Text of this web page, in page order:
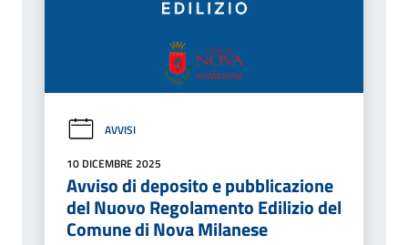
AVVISI
10 DICEMBRE 2025
Avviso di deposito e pubblicazione
del Nuovo Regolamento Edilizio del
Comune di Nova Milanese